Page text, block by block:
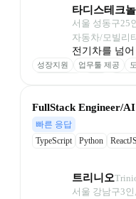
타디스테크
서울 성동구25
자동차/모빌리
전기차를 넘
성장지원 업무툴 제공
FullStack Engineer/
빠른 응답
TypeScript
Python ReactJS
트리니오
서울 강남구3인